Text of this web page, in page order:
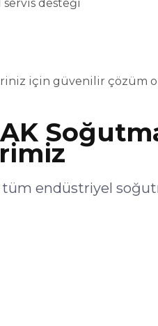
servis desteği
için güvenilir çözüm
tüm endüstriyel